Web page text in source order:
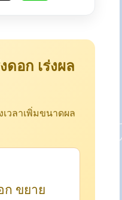
ดอก เร่งผล
วลาเพิ่มขนาดผล
ก ขยาย